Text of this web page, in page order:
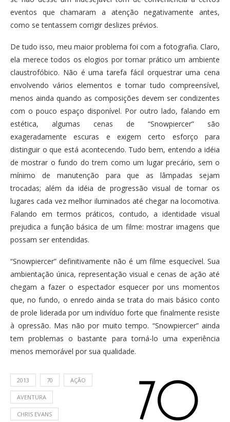
eventos que chamaram a atenção negativamente antes,
como se tentassem corrigir deslizes prévios.
De tudo isso, meu maior problema foi com a fotografia. Claro,
ela merece todos os elogios por tornar prático um ambiente
claustrofóbico. Não é uma tarefa fácil orquestrar uma cena
envolvendo vários elementos e tornar tudo compreensível,
menos ainda quando as composições devem ser condizentes
com o pouco espaço disponível. Por outro lado, falando em
estética, algumas cenas de “Snowpiercer” são
exageradamente escuras e exigem certo esforço para
distinguir o que está acontecendo. Tudo bem, entendo a idéia
de mostrar o fundo do trem como um lugar precário, sem o
mínimo de manutenção para que as lâmpadas sejam
trocadas; além da idéia de progressão visual de tornar os
lugares cada vez melhor iluminados até chegar na locomotiva.
Falando em termos práticos, contudo, a identidade visual
prejudica a função básica de um filme: mostrar imagens que
possam ser entendidas.
“Snowpiercer” definitivamente não é um filme esquecível. Sua
ambientação única, representação visual e cenas de ação até
chegam a fazer o espectador esquecer por uns momentos
que, no fundo, o enredo ainda se trata do mais básico conto
de prole liderada por um indivíduo forte que finalmente resiste
à opressão. Mas não por muito tempo. “Snowpiercer” ainda
tem problemas o bastante para torná-lo uma experiência
menos memorável por sua qualidade.
2013 70 AÇÃO
AVENTURA
CHRIS EVANS